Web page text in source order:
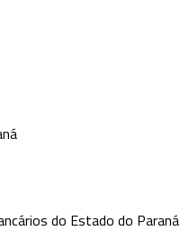
do Estado do Paraná